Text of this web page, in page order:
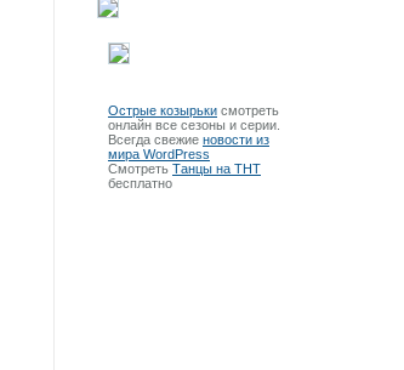
Острые козырьки смотреть
онлайн все сезоны и серии.
Всегда свежие новости из
мира WordPress
Смотреть Танцы на ТНТ
бесплатно